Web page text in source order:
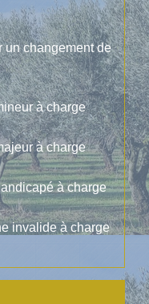
un changement de
à charge
à charge
à charge
invalide à charge